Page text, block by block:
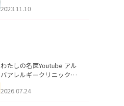
2023.11.10
わたしの名医Youtube アル
バアレルギークリニック札
える男性へ｜医師が教える
2026.07.24